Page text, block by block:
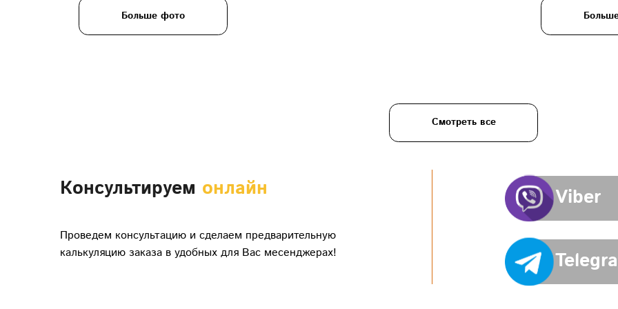
Больше фото
Смотреть все
Консультируем онлайн
Проведем консультацию и сделаем предварительную
калькуляцию заказа в удобных для Вас месенджерах!
Viber